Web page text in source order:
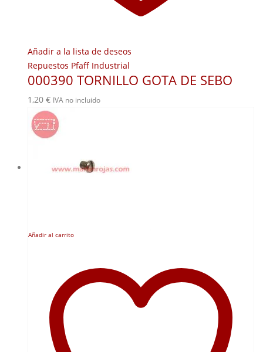
Añadir a la lista de deseos
Repuestos Pfaff Industrial
000390 TORNILLO GOTA DE SEBO
1,20 € IVA no incluido
Añadir al carrito